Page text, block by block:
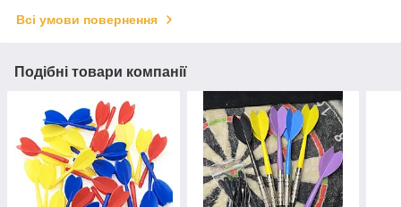
Всі умови повернення
Подібні товари компанії